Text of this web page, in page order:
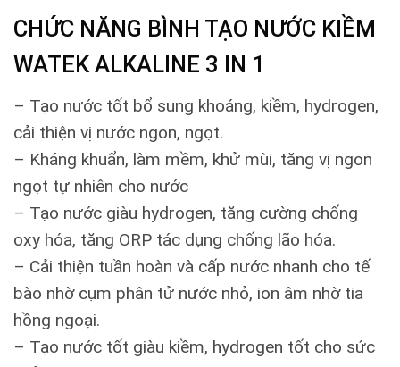
CHỨC NĂNG BÌNH TẠO NƯỚC KIỀM
WATEK ALKALINE 3 IN 1
– Tạo nước tốt bổ sung khoáng, kiềm, hydrogen,
cải thiện vị nước ngon, ngọt.
– Kháng khuẩn, làm mềm, khử mùi, tăng vị ngon
ngọt tự nhiên cho nước
– Tạo nước giàu hydrogen, tăng cường chống
oxy hóa, tăng ORP tác dụng chống lão hóa.
– Cải thiện tuần hoàn và cấp nước nhanh cho tế
bào nhờ cụm phân tử nước nhỏ, ion âm nhờ tia
hồng ngoại.
– Tạo nước tốt giàu kiềm, hydrogen tốt cho sức